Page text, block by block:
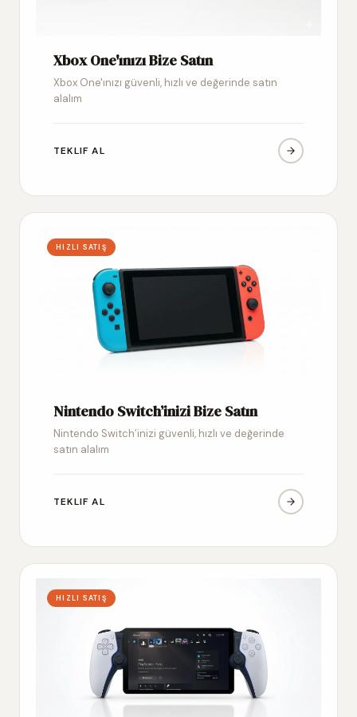
Xbox One'ınızı Bize Satın
Xbox One'ınızı güvenli, hızlı ve değerinde satın
alalım
TEKLIF AL
HIZLI SATIŞ
Nintendo Switch’inizi Bize Satın
Nintendo Switch’inizi güvenli, hızlı ve değerinde
satın alalım
TEKLIF AL
HIZLI SATIŞ